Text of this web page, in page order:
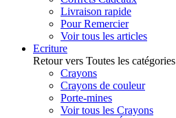
Livraison rapide
Pour Remercier
Voir tous les articles
Ecriture
Retour vers Toutes les catégories
Crayons
Crayons de couleur
Porte-mines
Voir tous les Crayons